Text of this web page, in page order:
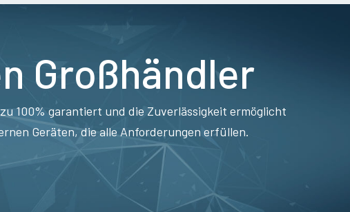
Großhändler
100% garantiert und die Zuverlässigkeit ermöglicht
Geräten, die alle Anforderungen erfüllen.